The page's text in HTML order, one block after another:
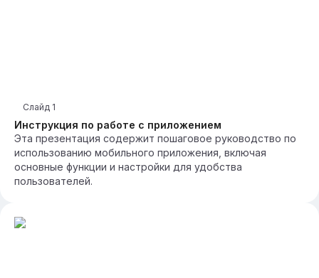
Инструкция по работе с приложением
Слайд 1
Эта презентация содержит пошаговое руководство по
использованию мобильного приложения, включая
основные функции и настройки для удобства
пользователей.